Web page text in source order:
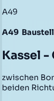
A49
A49
Kassel -
zwischen
beiden